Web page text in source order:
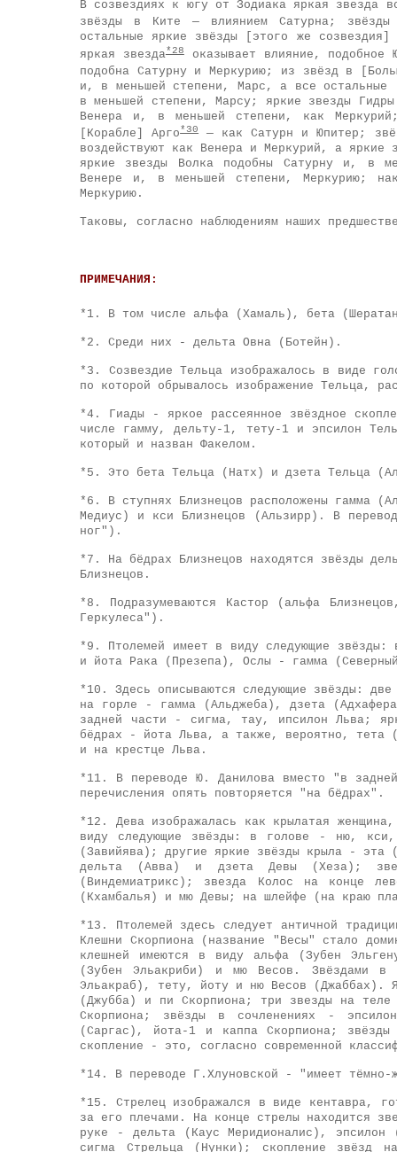
В созвездиях к югу от Зодиака яркая звезда
звёзды в Ките — влиянием Сатурна; звёзды
остальные яркие звёзды [этого же
яркая звезда*28оказывает влияние, подобное
подобна Сатурну и Меркурию; из звёзд в
и, в меньшей степени, Марс, а все
в меньшей степени, Марсу; яркие звезды
Венера и, в меньшей степени, как
[Корабле] Арго*30
— как Сатурн и Юпитер;
воздействуют как Венера и Меркурий, а
яркие звезды Волка подобны Сатурну и, в
Венере и, в меньшей степени, Меркурию;
Меркурию.
Таковы, согласно наблюдениям наших
ПРИМЕЧАНИЯ:
*1. В том числе альфа (Хамаль), бета
*2. Среди них - дельта Овна (Ботейн).
* 3. Созвездие Тельца изображалось в виде
по которой обрывалось изображение Тельца,
*4. Гиады - яркое рассеянное звёздное
числе гамму, дельту-1, тету-1 и эпсилон
который и назван Факелом.
*5. Это бета Тельца (Натх) и дзета Тельца
*6. В ступнях Близнецов расположены гамма
Медиус) и кси Близнецов (Альзирр). В
ног").
*7. На бёдрах Близнецов находятся звёзды
Близнецов.
*8.
Подразумеваются Кастор (альфа
Геркулеса").
*9.
Птолемей имеет в виду следующие
и йота Рака (Презепа), Ослы - гамма
*10.
Здесь описываются следующие звёзды:
на горле - гамма (Альджеба), дзета
задней части - сигма, тау, ипсилон Льва;
бёдрах - йота Льва, а также, вероятно, тета
и на крестце Льва.
*11.
В переводе Ю. Данилова вместо "в
перечисления опять повторяется "на бёдрах".
*12.
Дева изображалась как крылатая
виду следующие звёзды: в голове - ню,
(Завийява); другие яркие звёзды крыла -
дельта (Авва) и дзета Девы (Хеза);
(Виндемиатрикс); звезда Колос на конце
(Кхамбалья) и мю Девы; на шлейфе (на краю
*13.
Птолемей здесь следует античной
Клешни Скорпиона (название "Весы" стало
клешней имеются в виду альфа (Зубен
(Зубен Эльакриби) и мю Весов. Звёздами в
Эльакраб), тету, йоту и ню Весов (Джаббах).
(Джубба) и пи Скорпиона; три звезды на
Скорпиона; звёзды в сочленениях -
(Саргас), йота-1 и каппа Скорпиона;
скопление - это, согласно современной
*14. В переводе Г.Хлуновской - "имеет тёмно-
*15.
Стрелец изображался в виде кентавра,
за его плечами. На конце стрелы находится
руке - дельта (Каус Меридионалис),
сигма Стрельца (Нунки); скопление